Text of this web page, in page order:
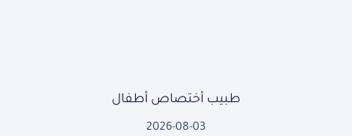
طبيب أختصاص أطفال
2026-08-03